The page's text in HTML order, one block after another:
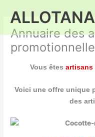
Annuaire des
Vous êtes artisans
Voici une offre unique
des